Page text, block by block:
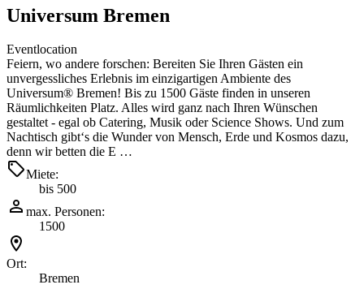
Universum Bremen
Eventlocation
Feiern, wo andere forschen: Bereiten Sie Ihren Gästen ein
unvergessliches Erlebnis im einzigartigen Ambiente des
Universum® Bremen! Bis zu 1500 Gäste finden in unseren
Räumlichkeiten Platz. Alles wird ganz nach Ihren Wünschen
gestaltet - egal ob Catering, Musik oder Science Shows. Und zum
Nachtisch gibt‘s die Wunder von Mensch, Erde und Kosmos dazu,
denn wir betten die E …
Miete:
bis 500
max. Personen:
1500
Ort:
Bremen